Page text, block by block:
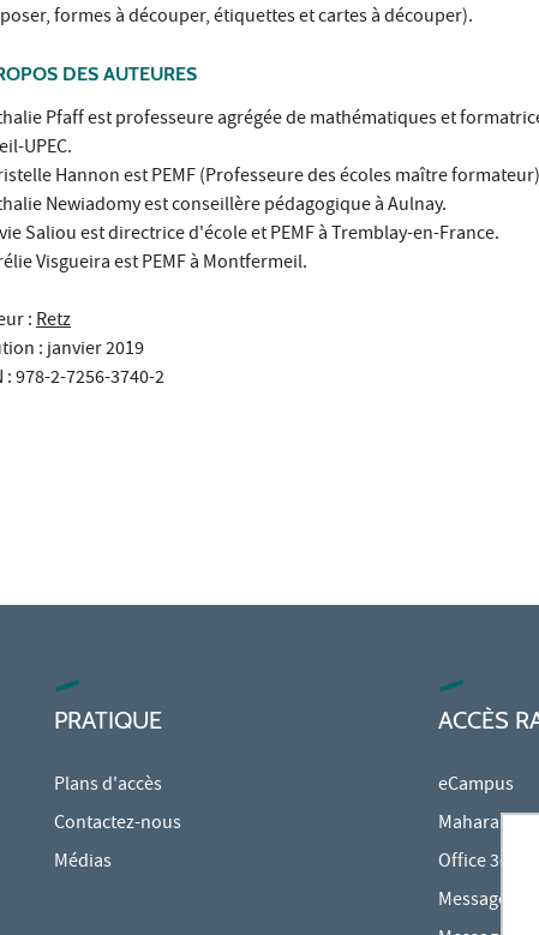
formes à découper, étiquettes et cartes à découper).
DES AUTEURES
Pfaff est professeure agrégée de mathématiques et
UPEC.
Hannon est PEMF (Professeure des écoles maître
Newiadomy est conseillère pédagogique à Aulnay.
Saliou est directrice d'école et PEMF à Tremblay-en-France.
Visgueira est PEMF à Montfermeil.
:Retz
: janvier 2019
: 978-2-7256-3740-2
PRATIQUE
Plans d'accès
Contactez-nous
Médias
ACCÈS
eCampus
Mahara
Office 365
Messagerie